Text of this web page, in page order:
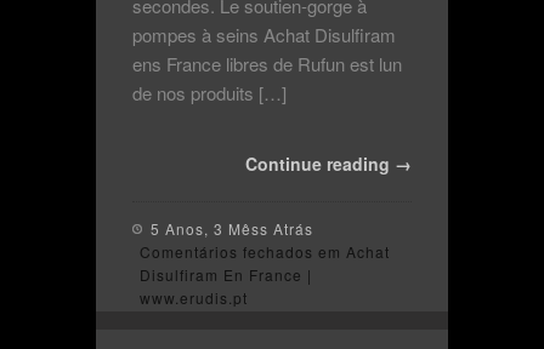
secondes. Le soutien-gorge à
pompes à seins Achat Disulfiram
ens France libres de Rufun est lun
de nos produits […]
Continue reading →
5 Anos, 3 Mêss Atrás
Comentários fechados em Achat
Disulfiram En France |
www.erudis.pt